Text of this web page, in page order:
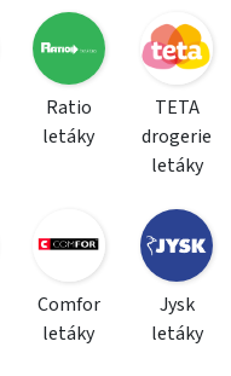
Ratio
letáky
TETA
drogerie
letáky
Comfor
letáky
Jysk
letáky